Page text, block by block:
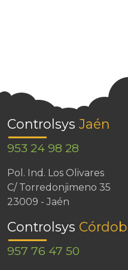
Controlsys Jaén
953 24 98 28
Pol. Ind. Los Olivares
C/ Torredonjimeno 35
23009 - Jaén
Controlsys
957 76 47 50